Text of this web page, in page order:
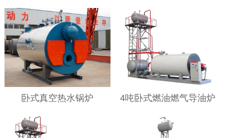
卧式真空热水锅炉 4吨卧式燃油燃气导油炉